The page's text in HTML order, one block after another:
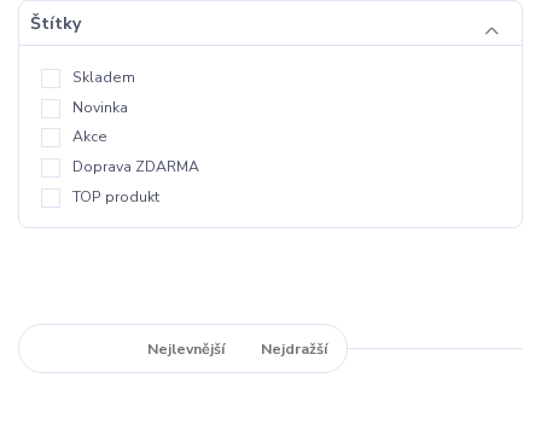
Štítky
Skladem
Novinka
Akce
Doprava ZDARMA
TOP produkt
Nejlevnější Nejdražší